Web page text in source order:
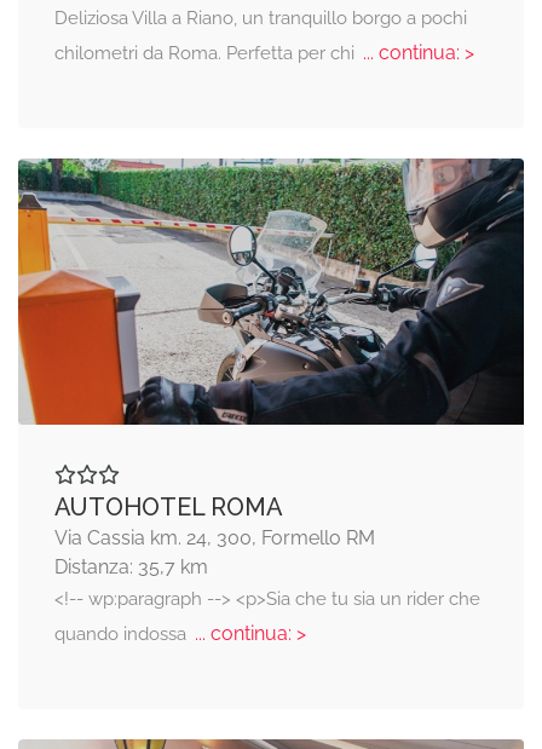
Deliziosa Villa a Riano, un tranquillo borgo a pochi
chilometri da Roma. Perfetta per chi ... continua: >
AUTOHOTEL ROMA
Via Cassia km. 24, 300, Formello RM
Distanza: 35,7 km
<!-- wp:paragraph --> <p>Sia che tu sia un rider che
quando indossa... continua: >